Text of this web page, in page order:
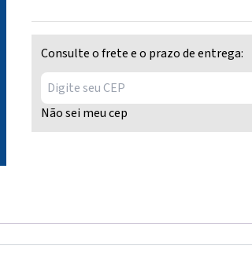
Cirúrgica
evidências
científicas
aplicabilidade
prática
Consulte o frete e o prazo de entrega:
Não sei meu cep